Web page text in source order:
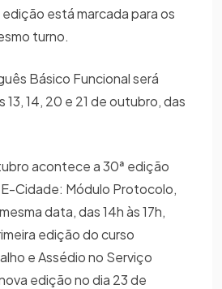
edição está marcada para os
turno.
Básico Funcional será
14, 20 e 21 de outubro, das
acontece a 30ª edição
Cidade: Módulo Protocolo,
data, das 14h às 17h,
edição do curso
e Assédio no Serviço
edição no dia 23 de